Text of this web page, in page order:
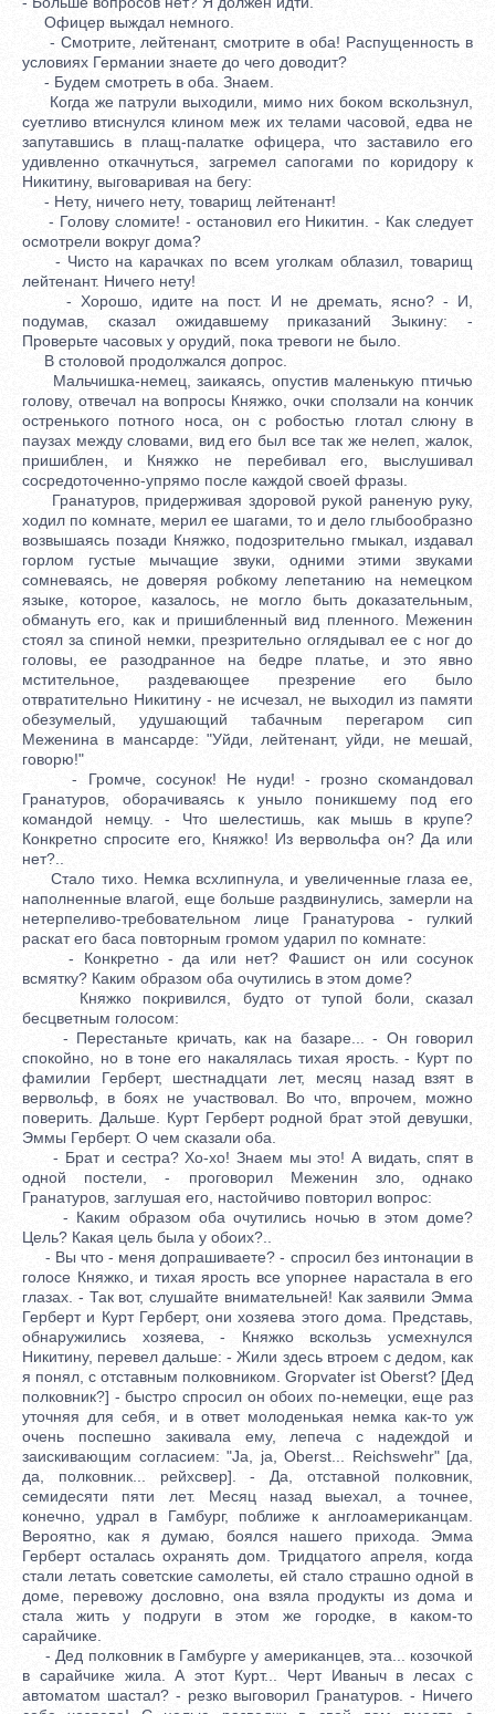
Офицер выждал немного.
- Смотрите, лейтенант, смотрите в оба! Распущенность в
условиях Германии знаете до чего доводит?
- Будем смотреть в оба. Знаем.
Когда же патрули выходили, мимо них боком вскользнул,
суетливо втиснулся клином меж их телами часовой, едва не
запутавшись в плащ-палатке офицера, что заставило его
удивленно откачнуться, загремел сапогами по коридору к
Никитину, выговаривая на бегу:
- Нету, ничего нету, товарищ лейтенант!
- Голову сломите! - остановил его Никитин. - Как следует
осмотрели вокруг дома?
- Чисто на карачках по всем уголкам облазил, товарищ
лейтенант. Ничего нету!
- Хорошо, идите на пост. И не дремать, ясно? - И,
подумав, сказал ожидавшему приказаний Зыкину: -
Проверьте часовых у орудий, пока тревоги не было.
В столовой продолжался допрос.
Мальчишка-немец, заикаясь, опустив маленькую птичью
голову, отвечал на вопросы Княжко, очки сползали на кончик
остренького потного носа, он с робостью глотал слюну в
паузах между словами, вид его был все так же нелеп, жалок,
пришиблен, и Княжко не перебивал его, выслушивал
сосредоточенно-упрямо после каждой своей фразы.
Гранатуров, придерживая здоровой рукой раненую руку,
ходил по комнате, мерил ее шагами, то и дело глыбообразно
возвышаясь позади Княжко, подозрительно гмыкал, издавал
горлом густые мычащие звуки, одними этими звуками
сомневаясь, не доверяя робкому лепетанию на немецком
языке, которое, казалось, не могло быть доказательным,
обмануть его, как и пришибленный вид пленного. Меженин
стоял за спиной немки, презрительно оглядывал ее с ног до
головы, ее разодранное на бедре платье, и это явно
мстительное, раздевающее презрение его было
отвратительно Никитину - не исчезал, не выходил из памяти
обезумелый, удушающий табачным перегаром сип
Меженина в мансарде: "Уйди, лейтенант, уйди, не мешай,
говорю!"
- Громче, сосунок! Не нуди! - грозно скомандовал
Гранатуров, оборачиваясь к уныло поникшему под его
командой немцу. - Что шелестишь, как мышь в крупе?
Конкретно спросите его, Княжко! Из вервольфа он? Да или
нет?..
Стало тихо. Немка всхлипнула, и увеличенные глаза ее,
наполненные влагой, еще больше раздвинулись, замерли на
нетерпеливо-требовательном лице Гранатурова - гулкий
раскат его баса повторным громом ударил по комнате:
- Конкретно - да или нет? Фашист он или сосунок
всмятку? Каким образом оба очутились в этом доме?
Княжко покривился, будто от тупой боли, сказал
бесцветным голосом:
- Перестаньте кричать, как на базаре... - Он говорил
спокойно, но в тоне его накалялась тихая ярость. - Курт по
фамилии Герберт, шестнадцати лет, месяц назад взят в
вервольф, в боях не участвовал. Во что, впрочем, можно
поверить. Дальше. Курт Герберт родной брат этой девушки,
Эммы Герберт. О чем сказали оба.
- Брат и сестра? Хо-хо! Знаем мы это! А видать, спят в
одной постели, - проговорил Меженин зло, однако
Гранатуров, заглушая его, настойчиво повторил вопрос:
- Каким образом оба очутились ночью в этом доме?
Цель? Какая цель была у обоих?..
- Вы что - меня допрашиваете? - спросил без интонации в
голосе Княжко, и тихая ярость все упорнее нарастала в его
глазах. - Так вот, слушайте внимательней! Как заявили Эмма
Герберт и Курт Герберт, они хозяева этого дома. Представь,
обнаружились хозяева, - Княжко вскользь усмехнулся
Никитину, перевел дальше: - Жили здесь втроем с дедом, как
я понял, с отставным полковником. Gropvater ist Oberst? [Дед
полковник?] - быстро спросил он обоих по-немецки, еще раз
уточняя для себя, и в ответ молоденькая немка как-то уж
очень поспешно закивала ему, лепеча с надеждой и
заискивающим согласием: "Ja, ja, Oberst... Reichswehr" [да,
да, полковник... рейхсвер]. - Да, отставной полковник,
семидесяти пяти лет. Месяц назад выехал, а точнее,
конечно, удрал в Гамбург, поближе к англоамериканцам.
Вероятно, как я думаю, боялся нашего прихода. Эмма
Герберт осталась охранять дом. Тридцатого апреля, когда
стали летать советские самолеты, ей стало страшно одной в
доме, перевожу дословно, она взяла продукты из дома и
стала жить у подруги в этом же городке, в каком-то
сарайчике.
- Дед полковник в Гамбурге у американцев, эта... козочкой
в сарайчике жила. А этот Курт... Черт Иваныч в лесах с
автоматом шастал? - резко выговорил Гранатуров. - Ничего